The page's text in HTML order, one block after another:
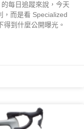
每日追蹤來說，今天
，而是看 Specialized
到什麼公開曝光。